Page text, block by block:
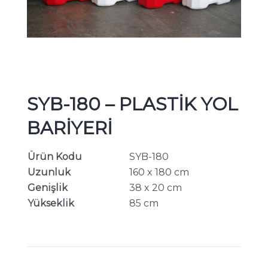
SYB-180 – PLASTİK YOL
BARİYERİ
Ürün Kodu
SYB-180
Uzunluk
160 x 180 cm
Genişlik
38 x 20 cm
Yükseklik
85 cm